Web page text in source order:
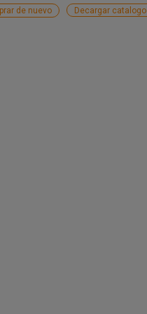
Decargar catalogo
de nuevo